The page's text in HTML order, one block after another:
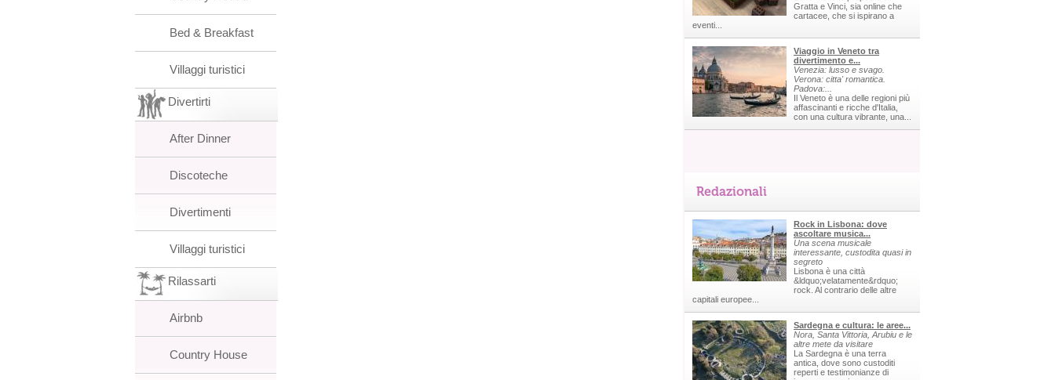
Bed & Breakfast
Villaggi turistici
Divertirti
After Dinner
Discoteche
Divertimenti
Villaggi turistici
Rilassarti
Airbnb
Country House
Gratta e Vinci, sia online che
cartacee, che si ispirano a
eventi...
Viaggio in Veneto tra
divertimento e...
Venezia: lusso e svago.
Verona: citta' romantica.
Padova:...
Il Veneto è una delle regioni più
affascinanti e ricche d'Italia,
con una cultura vibrante, una...
Redazionali
Rock in Lisbona: dove
ascoltare musica...
Una scena musicale
interessante, custodita quasi in
segreto
Lisbona è una città
&ldquo;velatamente&rdquo;
rock. Al contrario delle altre
capitali europee...
Sardegna e cultura: le aree...
Nora, Santa Vittoria, Arubiu e le
altre mete da visitare
La Sardegna è una terra
antica, dove sono custoditi
reperti e testimonianze di